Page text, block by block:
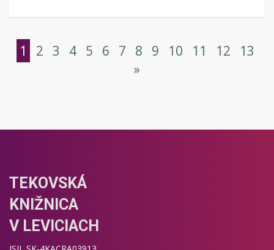
1 2 3 4 5 6 7 8 9 10 11 12
13
»
TEKOVSKÁ
KNIŽNICA
V LEVICIACH